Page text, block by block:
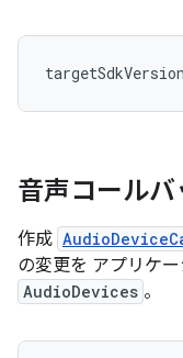
音声コール
作成
の変更を アプリケ
AudioDevices 。